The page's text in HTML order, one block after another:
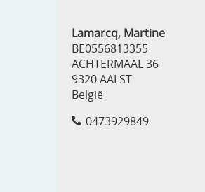
Lamarcq, Martine
BE0556813355
ACHTERMAAL 36
9320 AALST
België
0473929849